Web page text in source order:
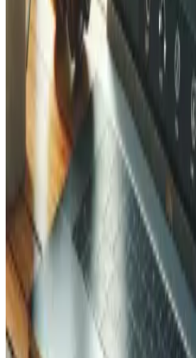
Pouvez-vous automatiser la génération des
suivi ?
Comment gérez-vous le traitement des